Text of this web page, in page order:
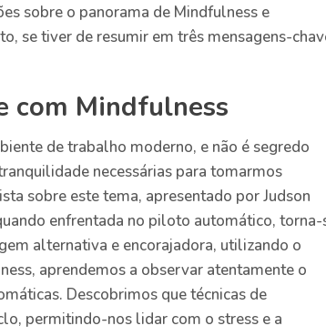
sobre o panorama de Mindfulness e
se tiver de resumir em três mensagens-
com Mindfulness
de trabalho moderno, e não é segredo
necessárias para tomarmos
sobre este tema, apresentado por Judson
enfrentada no piloto automático, torna-
alternativa e encorajadora, utilizando o
aprendemos a observar atentamente o
Descobrimos que técnicas de
permitindo-nos lidar com o stress e a